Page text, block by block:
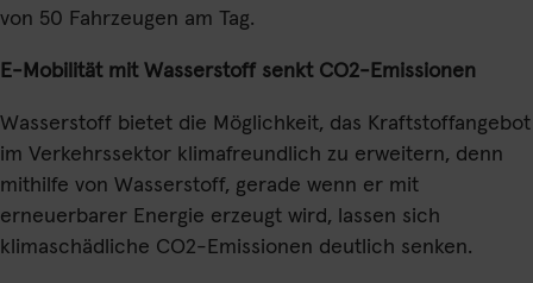
von 50 Fahrzeugen am Tag.
E-Mobilität mit Wasserstoff senkt CO2-Emissionen
Wasserstoff bietet die Möglichkeit, das Kraftstoffangebot
im Verkehrssektor klimafreundlich zu erweitern, denn
mithilfe von Wasserstoff, gerade wenn er mit
erneuerbarer Energie erzeugt wird, lassen sich
klimaschädliche CO2-Emissionen deutlich senken.